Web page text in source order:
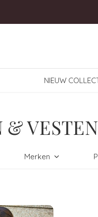
NIEUW
& VESTEN
Merken